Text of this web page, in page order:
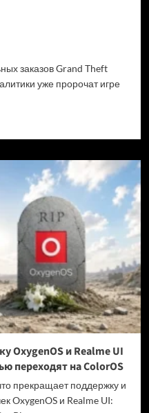
заказов Grand Theft
уже пророчат игре
OxygenOS и Realme UI
переходят на ColorOS
прекращает поддержку и
OxygenOS и Realme UI: